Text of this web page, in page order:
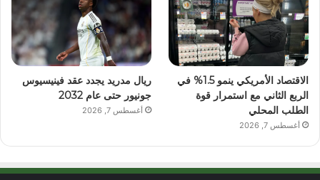
الاقتصاد الأمريكي ينمو 1.5% في
الربع الثاني مع استمرار قوة
الطلب المحلي
أغسطس 7, 2026
ريال مدريد يجدد عقد فينيسيوس
جونيور حتى عام 2032
أغسطس 7, 2026